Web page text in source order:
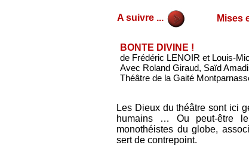
Mises
A suivre ...
BONTE DIVINE !
de Frédéric LENOIR et Louis-
Avec Roland Giraud, Saïd
Théâtre de la Gaité
Les Dieux du théâtre sont ici
humains … Ou peut-être
monothéistes du globe,
sert de contrepoint.